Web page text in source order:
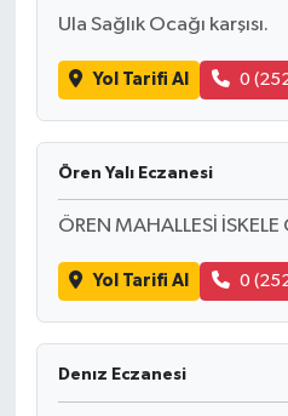
Ula Sağlık Ocağı karşısı.
Yol Tarifi Al 0
Ören Yalı Eczanesi
ÖREN MAHALLESİ
Yol Tarifi Al 0
Denız Eczanesi